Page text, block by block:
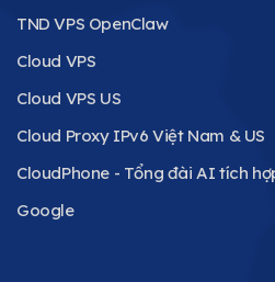
TND VPS OpenClaw
Cloud VPS
Cloud VPS US
Cloud Proxy IPv6 Việt Nam & US
CloudPhone - Tổng đài AI tích
Google